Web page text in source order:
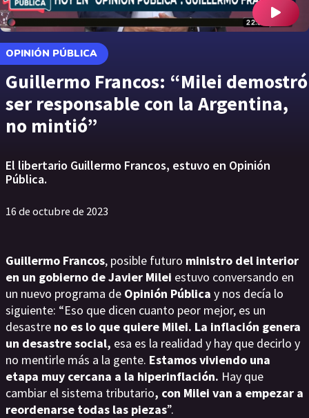
OPINIÓN PÚBLICA
Guillermo Francos: “Milei demostró
ser responsable con la Argentina,
no mintió”
El libertario Guillermo Francos, estuvo en Opinión
Pública.
16 de octubre de 2023
Guillermo Francos, posible futuro ministro del interior
en un gobierno de Javier Milei estuvo conversando en
un nuevo programa de Opinión Pública y nos decía lo
siguiente: “Eso que dicen cuanto peor mejor, es un
desastre no es lo que quiere Milei. La inflación genera
un desastre social, esa es la realidad y hay que decirlo y
no mentirle más a la gente. Estamos viviendo una
etapa muy cercana a la hiperinflación. Hay que
cambiar el sistema tributario, con Milei van a empezar a
reordenarse todas las piezas”.